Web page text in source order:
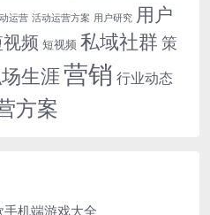
运营 活动运营方案 用户研究 用户
频 短视频 私域社群 策
生涯营销 行业动态
方案
机端游戏大全